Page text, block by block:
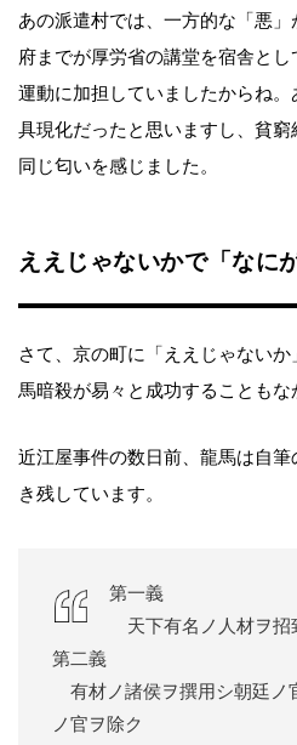
あの派遣村では、一方的な「悪
府までが厚労省の講堂を宿舎と
運動に加担していましたからね
具現化だったと思いますし、貧窮
同じ匂いを感じました。
ええじゃないかで「なに
さて、京の町に「ええじゃない
馬暗殺が易々と成功することもな
近江屋事件の数日前、龍馬は自
き残しています。
第一義
天下有名ノ人材ヲ招
第二義
有材ノ諸侯ヲ撰用シ朝廷ノ
ノ官ヲ除ク